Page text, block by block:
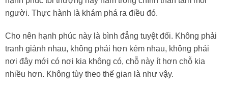
người. Thực hành là khám phá ra điều đó.
Cho nên hạnh phúc này là bình đẳng tuyệt đối. Không phải
tranh giành nhau, không phải hơn kém nhau, không phải
nơi đây mới có nơi kia không có, chỗ này ít hơn chỗ kia
nhiều hơn. Không tùy theo thế gian là như vậy.